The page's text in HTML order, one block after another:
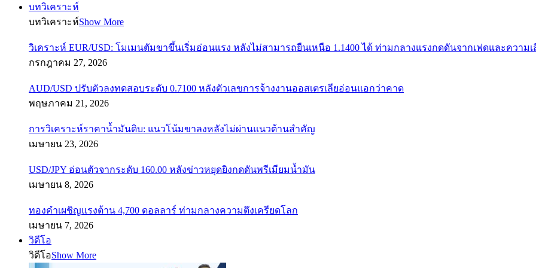
บทวิเคราะห์
บทวิเคราะห์Show More
วิเคราะห์ EUR/USD: โมเมนตัมขาขึ้นเริ่มอ่อนแรง หลังไม่สามารถยืนเหนือ 1.1400 ได้ ท่ามกลางแรงกดดันจากเฟดและความ
กรกฎาคม 27, 2026
AUD/USD ปรับตัวลงทดสอบระดับ 0.7100 หลังตัวเลขการจ้างงานออสเตรเลียอ่อนแอกว่าคาด
พฤษภาคม 21, 2026
การวิเคราะห์ราคาน้ำมันดิบ: แนวโน้มขาลงหลังไม่ผ่านแนวต้านสำคัญ
เมษายน 23, 2026
USD/JPY อ่อนตัวจากระดับ 160.00 หลังข่าวหยุดยิงกดดันพรีเมียมน้ำมัน
เมษายน 8, 2026
ทองคำเผชิญแรงต้าน 4,700 ดอลลาร์ ท่ามกลางความตึงเครียดโลก
เมษายน 7, 2026
วิดีโอ
วิดีโอShow More